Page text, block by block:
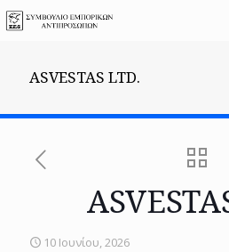
ASVESTAS LTD.
10 Ιουνίου, 2026